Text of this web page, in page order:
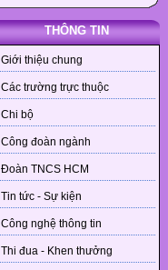
THÔNG TIN
Giới thiệu chung
Các trường trực thuộc
Chi bộ
Công đoàn ngành
Đoàn TNCS HCM
Tin tức - Sự kiện
Công nghệ thông tin
Thi đua - Khen thưởng